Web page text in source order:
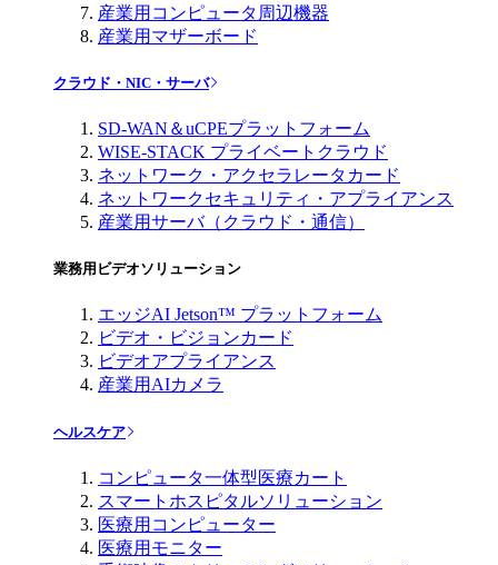
産業用コンピュータ周辺機器
産業用マザーボード
クラウド・NIC・サーバ
SD-WAN＆uCPEプラットフォーム
WISE-STACK プライベートクラウド
ネットワーク・アクセラレータカード
ネットワークセキュリティ・アプライアンス
産業用サーバ（クラウド・通信）
業務用ビデオソリューション
エッジAI Jetson™ プラットフォーム
ビデオ・ビジョンカード
ビデオアプライアンス
産業用AIカメラ
ヘルスケア
コンピュータ一体型医療カート
スマートホスピタルソリューション
医療用コンピューター
医療用モニター